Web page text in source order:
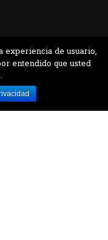
experiencia de usuario,
entendido que usted